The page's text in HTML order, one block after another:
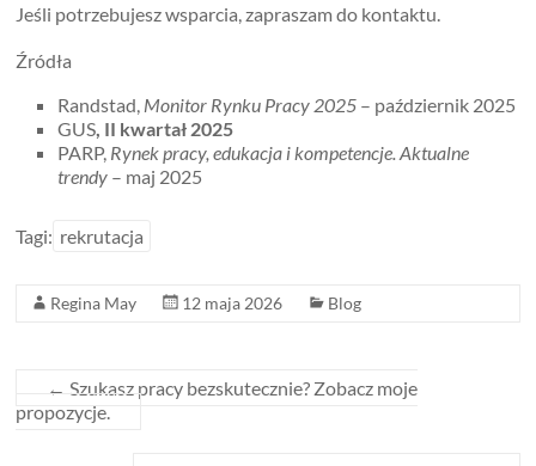
Jeśli potrzebujesz wsparcia, zapraszam do kontaktu.
Źródła
Randstad, Monitor Rynku Pracy 2025 – październik 2025
GUS, II kwartał 2025
PARP, Rynek pracy, edukacja i kompetencje. Aktualne
trendy – maj 2025
Tagi: rekrutacja
Regina May 12 maja 2026 Blog
← Szukasz pracy bezskutecznie? Zobacz moje
propozycje.